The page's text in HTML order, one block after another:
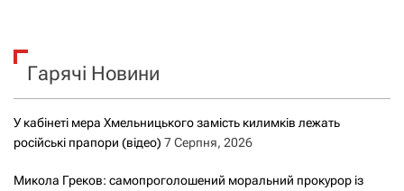
к
Гарячі Новини
У кабінеті мера Хмельницького замість килимків лежать
російські прапори (відео) 7 Серпня, 2026
Микола Греков: самопроголошений моральний прокурор із